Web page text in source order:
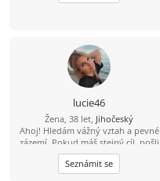
lucie46
Žena, 38 let, Jihočeský
Ahoj! Hledám vážný vztah a pevné
zázemí. Pokud máš stejný cíl, pošli
mi svůj е-mаil. Je to jednoduché a
zdarma. Rád tě poznám!
Seznámit se